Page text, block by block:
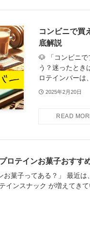
コンビニで買
底解説
🐶 「コンビニ
う？迷ったとき
ロテインバーは
2025年2月20日
ロテインお菓子おすす
お菓子ってある？」 最近は
インスナック が増えてきて